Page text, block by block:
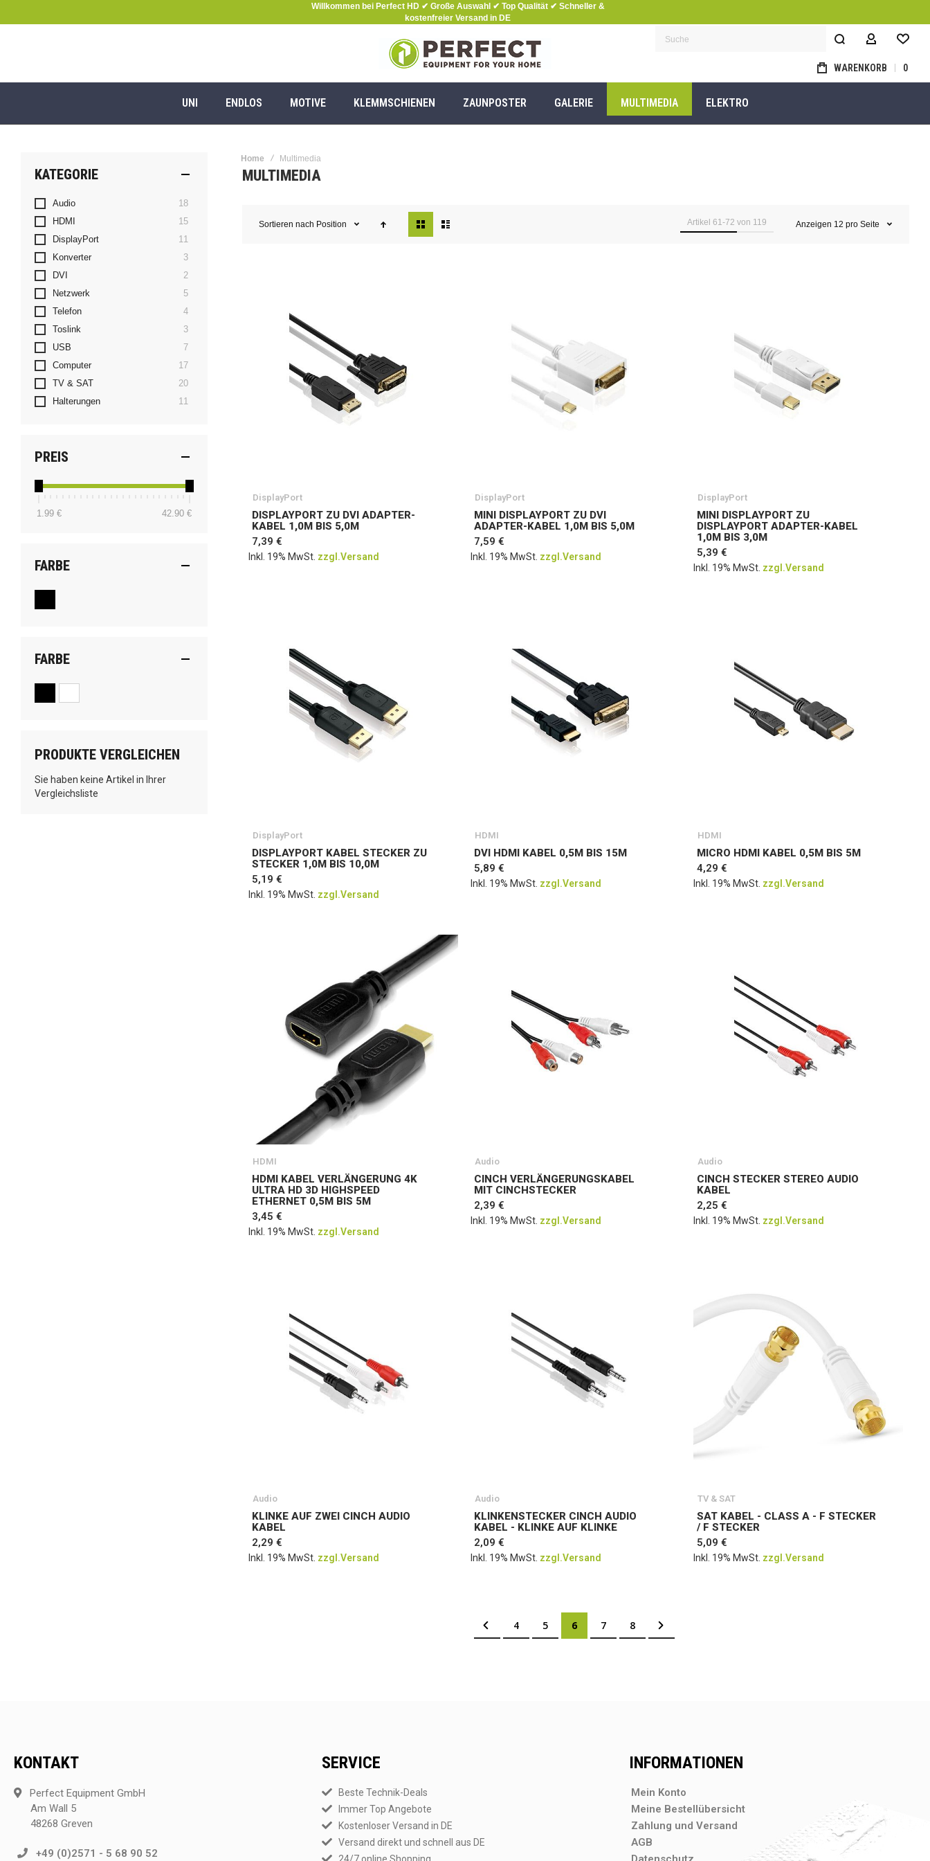
Willkommen bei Perfect HD ✔ Große Auswahl ✔ Top Qualität ✔ Schneller &
kostenfreier Versand in DE
MEIN
WARENKORB 0
UNI ENDLOS MOTIVE KLEMMSCHIENEN ZAUNPOSTER GALERIE MULTIMEDIA ELEKTRO
Home Multimedia
MULTIMEDIA
Sortieren nach Position
als
Artikel 61 -72 von 119 Anzeigen 12 pro Seite
DisplayPort
DISPLAYPORT ZU DVI ADAPTER-
KABEL 1,0M BIS 5,0M
7,39 €
Inkl. 19% MwSt. zzgl.Versand
DisplayPort
MINI DISPLAYPORT ZU DVI
ADAPTER-KABEL 1,0M BIS 5,0M
7,59 €
Inkl. 19% MwSt. zzgl.Versand
DisplayPort
MINI DISPLAYPORT ZU
DISPLAYPORT ADAPTER-KABEL
1,0M BIS 3,0M
5,39 €
Inkl. 19% MwSt. zzgl.Versand
DisplayPort
DISPLAYPORT KABEL STECKER ZU
STECKER 1,0M BIS 10,0M
5,19 €
Inkl. 19% MwSt. zzgl.Versand
HDMI
DVI HDMI KABEL 0,5M BIS 15M
5,89 €
Inkl. 19% MwSt. zzgl.Versand
HDMI
MICRO HDMI KABEL 0,5M BIS 5M
4,29 €
Inkl. 19% MwSt. zzgl.Versand
HDMI
HDMI KABEL VERLÄNGERUNG 4K
ULTRA HD 3D HIGHSPEED
ETHERNET 0,5M BIS 5M
3,45 €
Inkl. 19% MwSt. zzgl.Versand
Audio
CINCH VERLÄNGERUNGSKABEL
MIT CINCHSTECKER
2,39 €
Inkl. 19% MwSt. zzgl.Versand
Audio
CINCH STECKER STEREO AUDIO
KABEL
2,25 €
Inkl. 19% MwSt. zzgl.Versand
Audio
KLINKE AUF ZWEI CINCH AUDIO
KABEL
2,29 €
Inkl. 19% MwSt. zzgl.Versand
Audio
KLINKENSTECKER CINCH AUDIO
KABEL - KLINKE AUF KLINKE
2,09 €
Inkl. 19% MwSt. zzgl.Versand
TV & SAT
SAT KABEL - CLASS A - F STECKER
/ F STECKER
5,09 €
Inkl. 19% MwSt. zzgl.Versand
Seite
ZurückSeite
4 Seite
5 Sie lesen gerade Seite
6 Seite
7 Seite
8 Seite
Weiter
KATEGORIE
Audio 18Artikel
HDMI
15Artikel
DisplayPort
11
Konverter
3Artikel
DVI
2Artikel
Netzwerk
5Artikel
Telefon
4Artikel
Toslink
3Artikel
USB
7Artikel
Computer
17Artikel
TV & SAT
20Artikel
Halterungen
11
PREIS
1.99 € 42.90 €
FARBE
FARBE
PRODUKTE VERGLEICHEN
Sie haben keine Artikel in Ihrer
Vergleichsliste
KONTAKT
Perfect Equipment GmbH
Am Wall 5
48268 Greven
+49 (0)2571 - 5 68 90 52
SERVICE
Beste Technik-Deals
Immer Top Angebote
Kostenloser Versand in DE
Versand direkt und schnell aus DE
INFORMATIONEN
Mein Konto
Meine Bestellübersicht
Zahlung und Versand
AGB